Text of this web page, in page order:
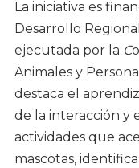
La iniciativa es
Desarrollo
ejecutada por la C
Animales y
destaca el
de la interacción y
actividades que
mascotas,